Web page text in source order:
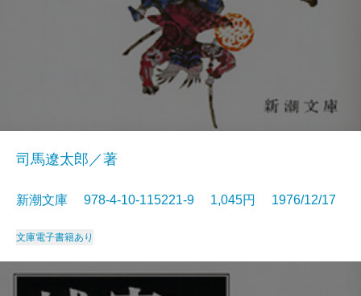
司馬遼太郎／著
新潮文庫 978-4-10-115221-9 1,045円 1976/12/17
文庫電子書籍あり